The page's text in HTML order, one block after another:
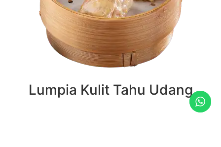
Lumpia Kulit Tahu Udang